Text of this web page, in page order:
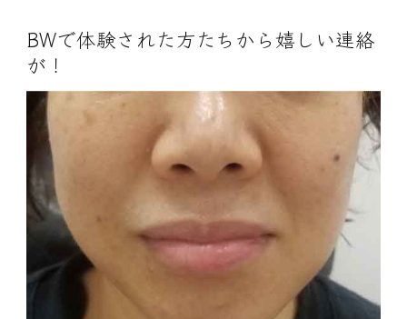
BWで体験された方たちから嬉しい連絡
が！